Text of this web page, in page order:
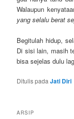
Walaupun
yang selalu berat
Begitulah hidup,
Di sisi lain, masih
bisa sejelas dulu
Ditulis pada Jati Diri
ARSIP